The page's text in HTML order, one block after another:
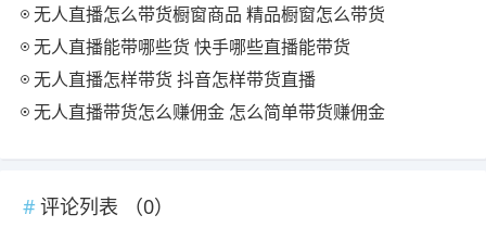
无人直播怎么带货橱窗商品 精品橱窗怎么带货
无人直播能带哪些货 快手哪些直播能带货
无人直播怎样带货 抖音怎样带货直播
无人直播带货怎么赚佣金 怎么简单带货赚佣金
评论列表 （0）